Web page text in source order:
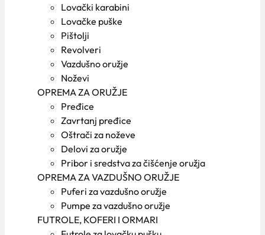
Lovački karabini
Lovačke puške
Pištolji
Revolveri
Vazdušno oružje
Noževi
OPREMA ZA ORUŽJE
Pređice
Zavrtanj pređice
Oštrači za noževe
Delovi za oružje
Pribor i sredstva za čišćenje oružja
OPREMA ZA VAZDUŠNO ORUŽJE
Puferi za vazdušno oružje
Pumpe za vazdušno oružje
FUTROLE, KOFERI I ORMARI